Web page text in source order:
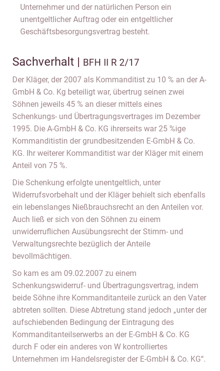
Unternehmer und der natürlichen Person ein
unentgeltlicher Auftrag oder ein entgeltlicher
Geschäftsbesorgungsvertrag besteht.
Sachverhalt | BFH II R 2/17
Der Kläger, der 2007 als Kommanditist zu 10 % an der A-
GmbH & Co. Kg beteiligt war, übertrug seinen zwei
Söhnen jeweils 45 % an dieser mittels eines
Schenkungs- und Übertragungsvertrages im Dezember
1995. Die A-GmbH & Co. KG ihrerseits war 25 %ige
Kommanditistin der grundbesitzenden E-GmbH & Co.
KG. Ihr weiterer Kommanditist war der Kläger mit einem
Anteil von 75 %.
Die Schenkung erfolgte unentgeltlich, unter
Widerrufsvorbehalt und der Kläger behielt sich ebenfalls
ein lebenslanges Nießbrauchsrecht an den Anteilen vor.
Auch ließ er sich von den Söhnen zu einem
unwiderruflichen Ausübungsrecht der Stimm- und
Verwaltungsrechte bezüglich der Anteile
bevollmächtigen.
So kam es am 09.02.2007 zu einem
Schenkungswiderruf- und Übertragungsvertrag, indem
beide Söhne ihre Kommanditanteile zurück an den Vater
abtreten sollten. Diese Abtretung stand jedoch „unter der
aufschiebenden Bedingung der Eintragung des
Kommanditanteilserwerbs an der E-GmbH & Co. KG
durch F oder ein anderes von W kontrolliertes
Unternehmen im Handelsregister der E-GmbH & Co. KG“.